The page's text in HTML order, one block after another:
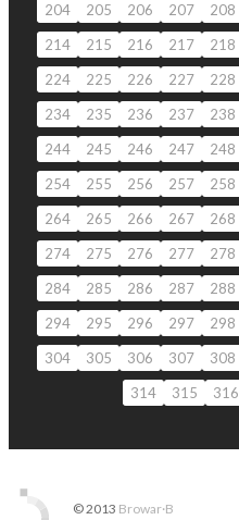
204
205 206 207 208
214
215 216 217 218
224
225 226 227 228
234
235 236 237 238
244
245 246 247 248
254
255 256 257 258
264
265 266 267 268
274
275 276 277 278
284
285 286 287 288
294
295 296 297 298
304
305 306 307 308
314
315 316
© 2013 Browar·B